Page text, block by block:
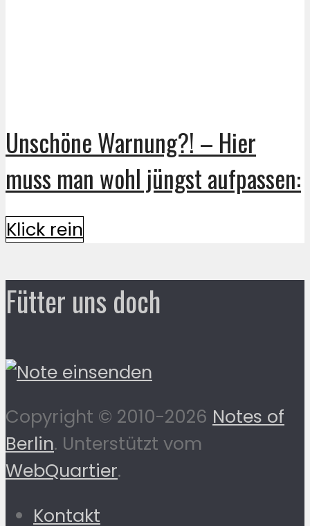
Unschöne Warnung?! – Hier
muss man wohl jüngst aufpassen:
Klick rein
Fütter uns doch
Copyright © 2010-2026 Notes of
Berlin. Unterstützt vom
WebQuartier.
Kontakt